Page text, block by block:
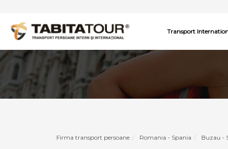
Transport
Firma transport persoane Romania - Spania Buzau -